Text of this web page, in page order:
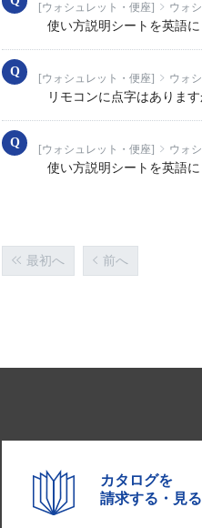
[ウォシュレット・便座] ウォ
使い方説明シートを英語
[ウォシュレット・便座] ウォ
リモコンに点字はあります
[ウォシュレット・便座] ウォ
使い方説明シートを英語
最初へ 前へ
カタログを
請求する・見る